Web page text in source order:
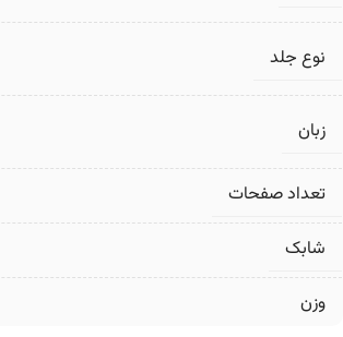
نوع جلد
زبان
تعداد صفحات
شابک
وزن